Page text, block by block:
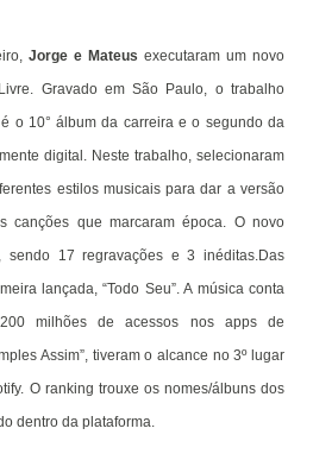
Jorge e Mateus executaram um novo
Gravado em São Paulo, o trabalho
é o 10° álbum da carreira e o segundo da
digital. Neste trabalho, selecionaram
estilos musicais para dar a versão
canções que marcaram época. O novo
sendo 17 regravações e 3 inéditas.Das
lançada, “Todo Seu”. A música conta
milhões de acessos nos apps de
Assim”, tiveram o alcance no 3º lugar
O ranking trouxe os nomes/álbuns dos
dentro da plataforma.